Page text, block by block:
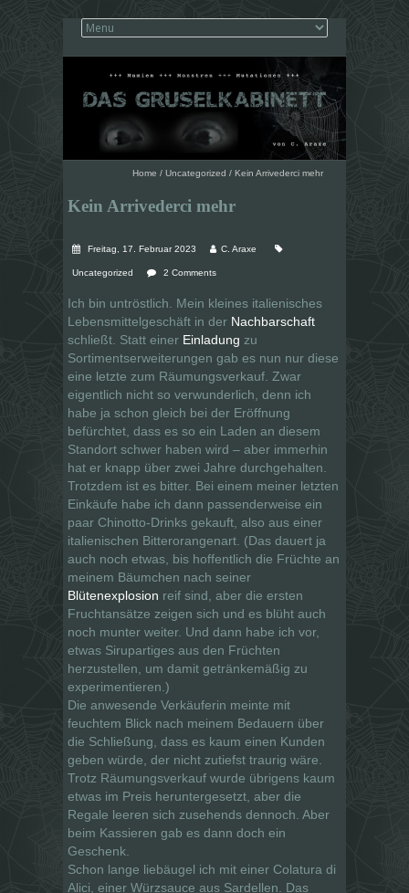
Home / Uncategorized / Kein Arrivederci mehr
Kein Arrivederci mehr
Freitag, 17. Februar 2023 C. Araxe
Uncategorized 2 Comments
Ich bin untröstlich. Mein kleines italienisches
Lebensmittelgeschäft in der Nachbarschaft
schließt. Statt einer Einladung zu
Sortimentserweiterungen gab es nun nur diese
eine letzte zum Räumungsverkauf. Zwar
eigentlich nicht so verwunderlich, denn ich
habe ja schon gleich bei der Eröffnung
befürchtet, dass es so ein Laden an diesem
Standort schwer haben wird – aber immerhin
hat er knapp über zwei Jahre durchgehalten.
Trotzdem ist es bitter. Bei einem meiner letzten
Einkäufe habe ich dann passenderweise ein
paar Chinotto-Drinks gekauft, also aus einer
italienischen Bitterorangenart. (Das dauert ja
auch noch etwas, bis hoffentlich die Früchte an
meinem Bäumchen nach seiner
Blütenexplosion reif sind, aber die ersten
Fruchtansätze zeigen sich und es blüht auch
noch munter weiter. Und dann habe ich vor,
etwas Sirupartiges aus den Früchten
herzustellen, um damit getränkemäßig zu
experimentieren.)
Die anwesende Verkäuferin meinte mit
feuchtem Blick nach meinem Bedauern über
die Schließung, dass es kaum einen Kunden
geben würde, der nicht zutiefst traurig wäre.
Trotz Räumungsverkauf wurde übrigens kaum
etwas im Preis heruntergesetzt, aber die
Regale leeren sich zusehends dennoch. Aber
beim Kassieren gab es dann doch ein
Geschenk.
Schon lange liebäugel ich mit einer Colatura di
Alici, einer Würzsauce aus Sardellen. Das